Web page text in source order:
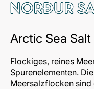
Arctic Sea
Flockiges, reines
Spurenelementen.
Meersalzflocken